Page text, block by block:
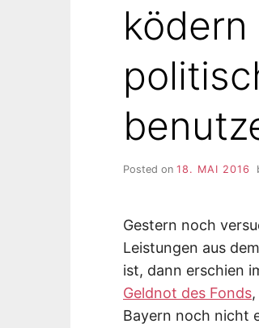
Posted on 18. MAI 2016
Gestern noch
Leistungen aus
ist, dann erschien
Geldnot des Fonds
Bayern noch nicht